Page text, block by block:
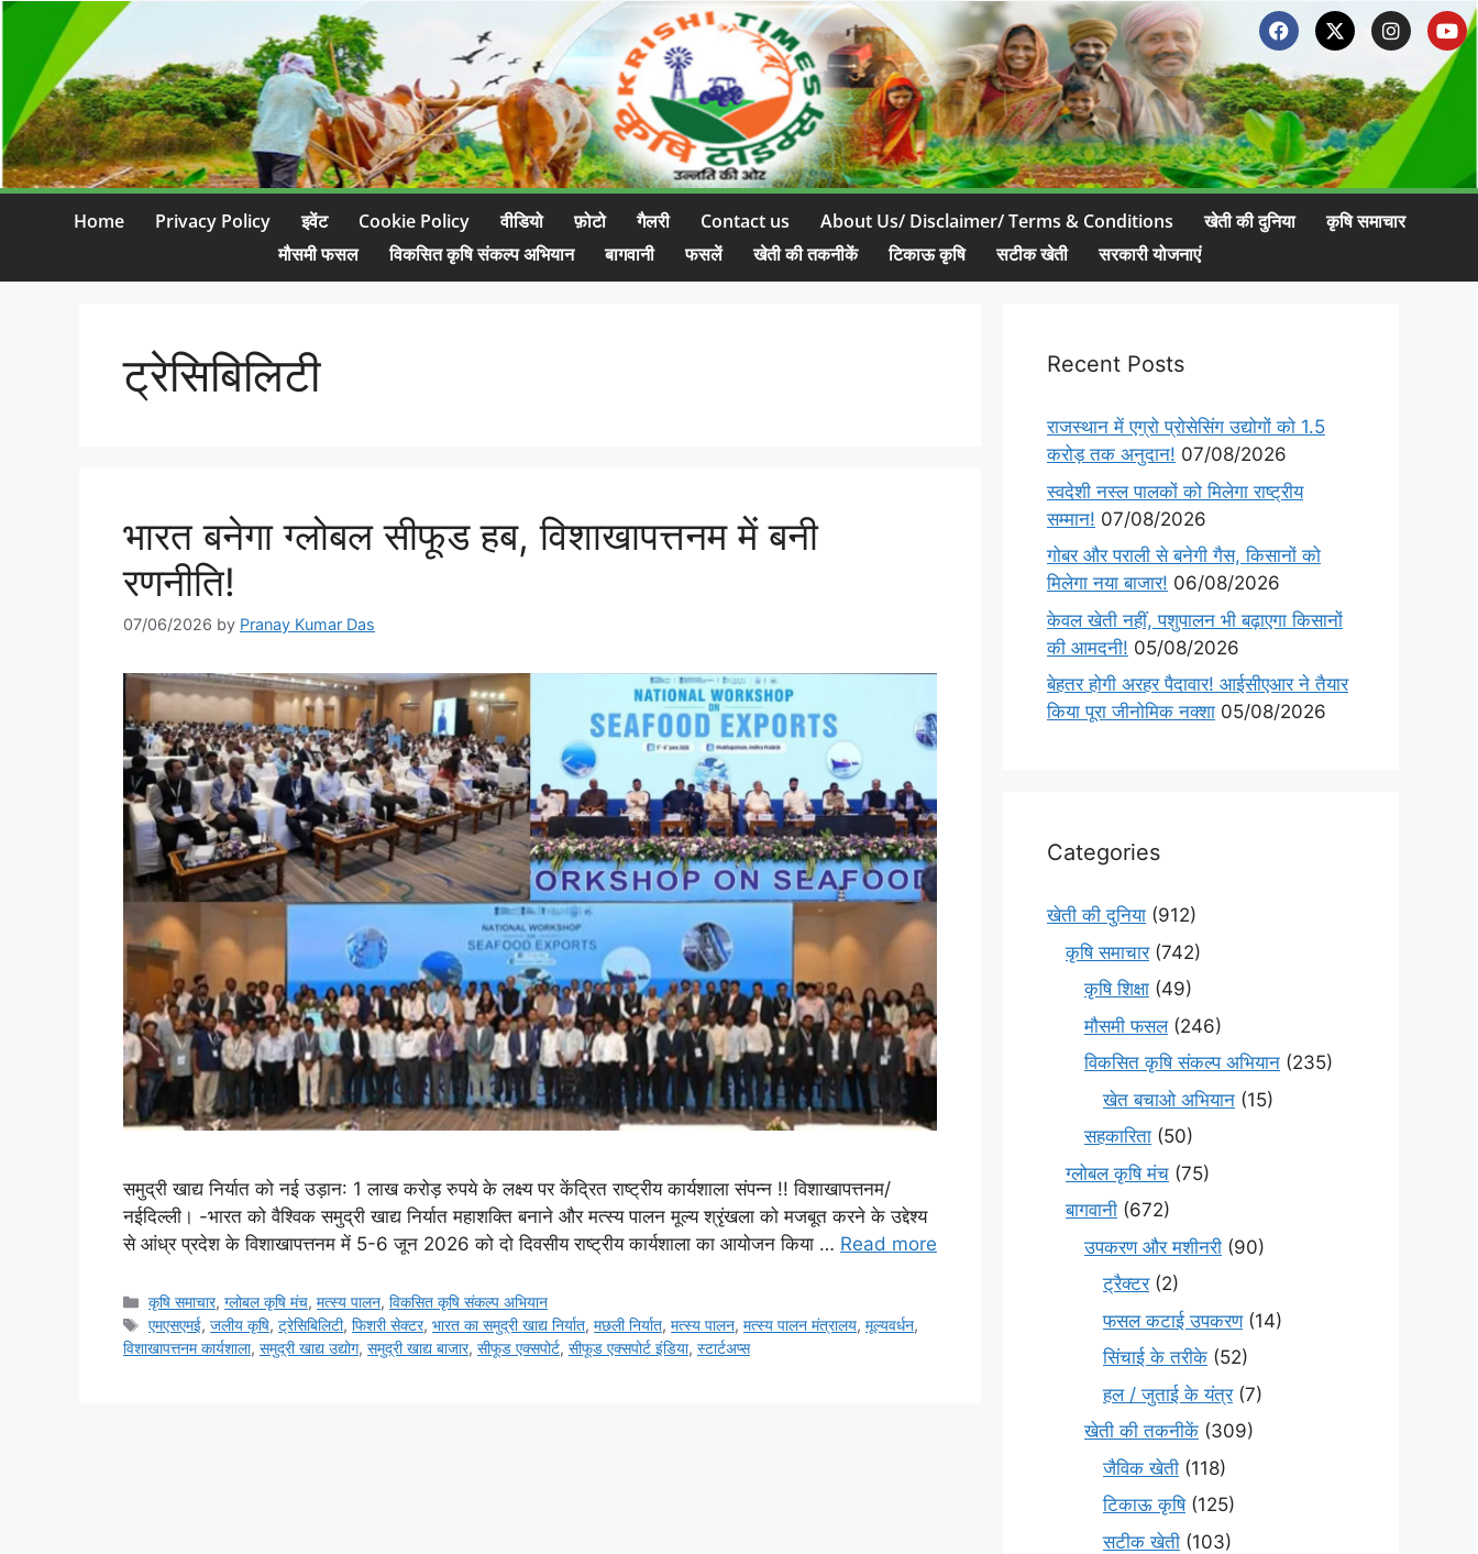
Home Privacy Policy इवेंट Cookie Policy वीडियो फ़ोटो गैलरी Contact us About Us/ Disclaimer/ Terms & Conditions खेती की दुनिया
कृषि समाचार
मौसमी फसल
विकसित कृषि संकल्प अभियान बागवानी फसलें खेती की तकनीकें टिकाऊ कृषि सटीक खेती सरकारी योजनाएं
ट्रेसिबिलिटी
भारत बनेगा ग्लोबल सीफूड हब, विशाखापत्तनम में बनी
रणनीति!
07/06/2026 by Pranay Kumar Das
समुद्री खाद्य निर्यात को नई उड़ान: 1 लाख करोड़ रुपये के लक्ष्य पर केंद्रित राष्ट्रीय कार्यशाला संपन्न !! विशाखापत्तनम/
नईदिल्ली। -भारत को वैश्विक समुद्री खाद्य निर्यात महाशक्ति बनाने और मत्स्य पालन मूल्य श्रृंखला को मजबूत करने के उद्देश्य
से आंध्र प्रदेश के विशाखापत्तनम में 5-6 जून 2026 को दो दिवसीय राष्ट्रीय कार्यशाला का आयोजन किया … Read more
कृषि समाचार,ग्लोबल कृषि मंच,मत्स्य पालन,विकसित कृषि संकल्प अभियान
एमएसएमई,जलीय कृषि,ट्रेसिबिलिटी,फिशरी सेक्टर,भारत का समुद्री खाद्य निर्यात,मछली निर्यात,मत्स्य पालन,मत्स्य पालन मंत्रालय,मूल्यवर्धन,
विशाखापत्तनम कार्यशाला, समुद्री खाद्य उद्योग, समुद्री खाद्य बाजार, सीफूड एक्सपोर्ट, सीफूड एक्सपोर्ट इंडिया, स्टार्टअप्स
Recent Posts
राजस्थान में एग्रो प्रोसेसिंग उद्योगों को 1.5
करोड़ तक अनुदान! 07/08/2026
स्वदेशी नस्ल पालकों को मिलेगा राष्ट्रीय
सम्मान! 07/08/2026
गोबर और पराली से बनेगी गैस, किसानों को
मिलेगा नया बाजार! 06/08/2026
केवल खेती नहीं, पशुपालन भी बढ़ाएगा किसानों
की आमदनी! 05/08/2026
बेहतर होगी अरहर पैदावार! आईसीएआर ने तैयार
किया पूरा जीनोमिक नक्शा 05/08/2026
Categories
खेती की दुनिया (912)
कृषि समाचार(742)
कृषि शिक्षा (49)
मौसमी फसल(246)
विकसित कृषि संकल्प अभियान (235)
खेत बचाओ अभियान (15)
सहकारिता (50)
ग्लोबल कृषि मंच (75)
बागवानी (672)
उपकरण और मशीनरी (90)
ट्रैक्टर(2)
फसल कटाई उपकरण(14)
सिंचाई के तरीके (52)
हल / जुताई के यंत्र(7)
खेती की तकनीकें (309)
जैविक खेती (118)
टिकाऊ कृषि(125)
सटीक खेती (103)